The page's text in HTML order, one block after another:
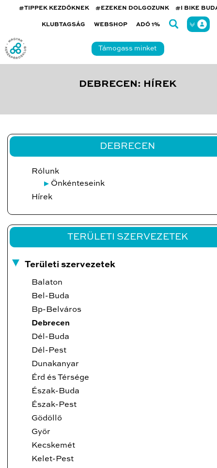
#TIPPEK KEZDŐKNEK #EZEKEN DOLGOZUNK #I BIKE
KLUBTAGSÁG WEBSHOP ADÓ 1%
Támogass minket
DEBRECEN: HÍREK
DEBRECEN
Rólunk
Önkénteseink
Hírek
TERÜLETI SZERVEZETEK
Területi szervezetek
Balaton
Bel-Buda
Bp-Belváros
Debrecen
Dél-Buda
Dél-Pest
Dunakanyar
Érd és Térsége
Észak-Buda
Észak-Pest
Gödöllő
Győr
Kecskemét
Kelet-Pest